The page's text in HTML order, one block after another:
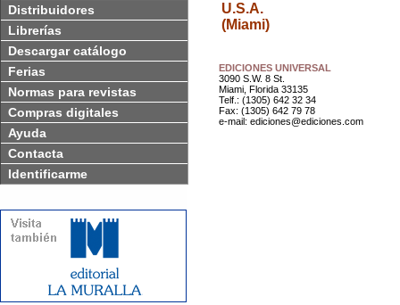
Distribuidores
Librerías
Descargar catálogo
Ferias
Normas para revistas
Compras digitales
Ayuda
Contacta
Identificarme
U.S.A.
(Miami)
EDICIONES UNIVERSAL
3090 S.W. 8 St.
Miami, Florida 33135
Telf.: (1305) 642 32 34
Fax: (1305) 642 79 78
e-mail: ediciones@ediciones.com